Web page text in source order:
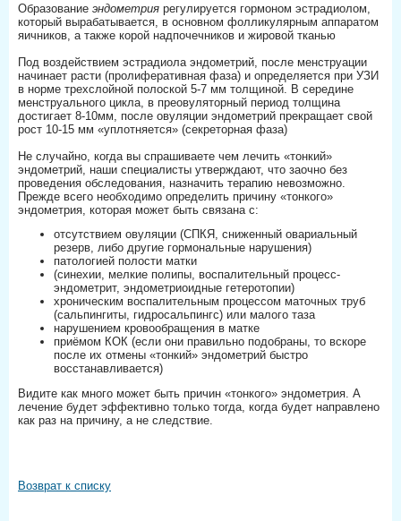
Образование эндометрия регулируется гормоном эстрадиолом,
который вырабатывается, в основном фолликулярным аппаратом
яичников, а также корой надпочечников и жировой тканью
Под воздействием эстрадиола эндометрий, после менструации
начинает расти (пролиферативная фаза) и определяется при УЗИ
в норме трехслойной полоской 5-7 мм толщиной. В середине
менструального цикла, в преовуляторный период толщина
достигает 8-10мм, после овуляции эндометрий прекращает свой
рост 10-15 мм «уплотняется» (секреторная фаза)
Не случайно, когда вы спрашиваете чем лечить «тонкий»
эндометрий, наши специалисты утверждают, что заочно без
проведения обследования, назначить терапию невозможно.
Прежде всего необходимо определить причину «тонкого»
эндометрия, которая может быть связана с:
отсутствием овуляции (СПКЯ, сниженный овариальный
резерв, либо другие гормональные нарушения)
патологией полости матки
(синехии, мелкие полипы, воспалительный процесс-
эндометрит, эндометриоидные гетеротопии)
хроническим воспалительным процессом маточных труб
(сальпингиты, гидросальпингс) или малого таза
нарушением кровообращения в матке
приёмом КОК (если они правильно подобраны, то вскоре
после их отмены «тонкий» эндометрий быстро
восстанавливается)
Видите как много может быть причин «тонкого» эндометрия. А
лечение будет эффективно только тогда, когда будет направлено
как раз на причину, а не следствие.
Возврат к списку